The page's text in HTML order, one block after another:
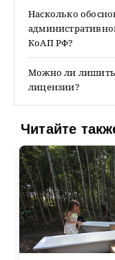
Насколько
КоАП РФ?
Можно ли лишить
лицензии?
Читайте